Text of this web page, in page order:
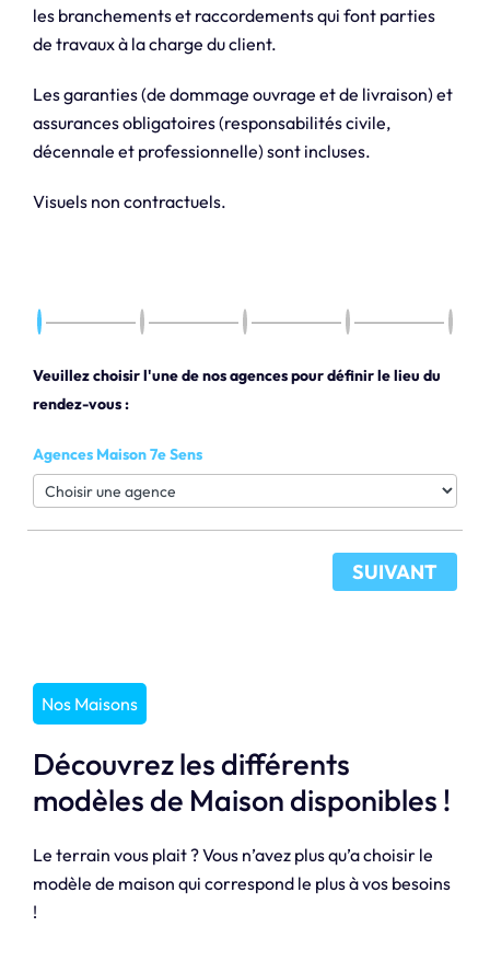
les branchements et raccordements qui font parties
de travaux à la charge du client.
Les garanties (de dommage ouvrage et de livraison) et
assurances obligatoires (responsabilités civile,
décennale et professionnelle) sont incluses.
Visuels non contractuels.
Veuillez choisir l'une de nos agences pour définir le lieu du
rendez-vous :
Agences Maison 7e Sens
SUIVANT
Nos Maisons
Découvrez les différents
modèles de Maison disponibles !
Le terrain vous plait ? Vous n’avez plus qu’a choisir le
modèle de maison qui correspond le plus à vos besoins
!